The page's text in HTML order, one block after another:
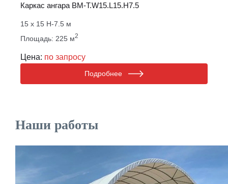
Каркас ангара ВМ-T.W15.L15.H7.5
15 х 15 Н-7.5 м
Площадь: 225 м2
Цена: по запросу
Подробнее
Наши работы